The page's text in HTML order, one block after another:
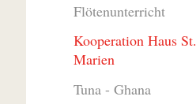
Flötenunterricht
Kooperation Haus St.
Marien
Tuna - Ghana